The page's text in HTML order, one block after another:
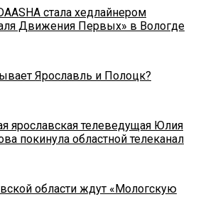
стала хедлайнером
Движения Первых» в Вологде
Ярославль и Полоцк?
ярославская телеведущая Юлия
покинула областной телеканал
области ждут «Мологскую